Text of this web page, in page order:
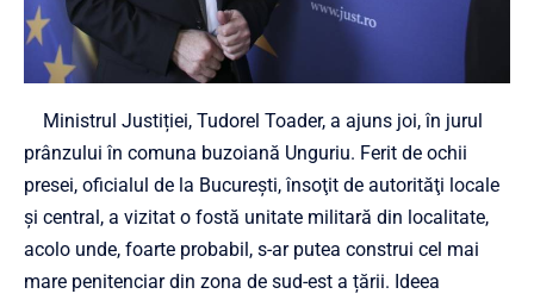
Ministrul Justiției, Tudorel Toader, a ajuns joi, în jurul
prânzului în comuna buzoiană Unguriu. Ferit de ochii
presei, oficialul de la București, însoţit de autorităţi locale
şi central, a vizitat o fostă unitate militară din localitate,
acolo unde, foarte probabil, s-ar putea construi cel mai
mare penitenciar din zona de sud-est a țării. Ideea